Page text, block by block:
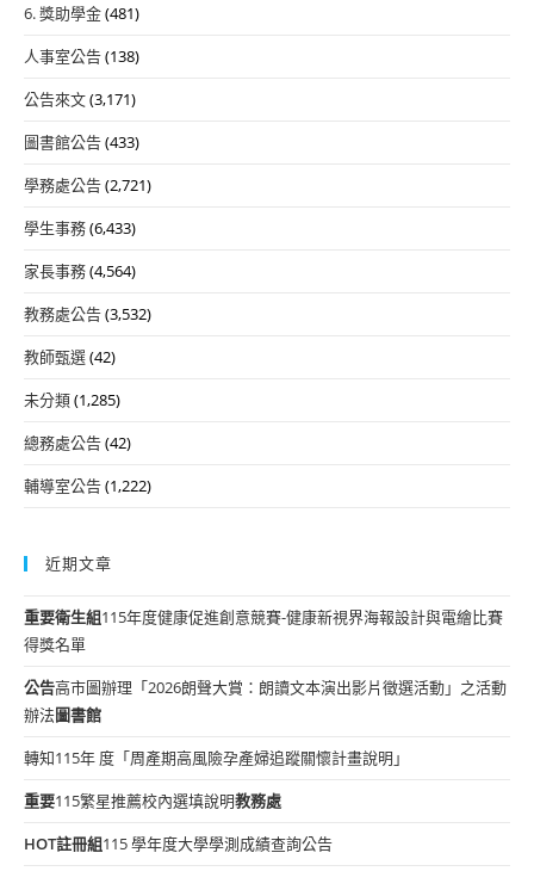
6. 獎助學金(481)
人事室公告(138)
公告來文(3,171)
圖書館公告(433)
學務處公告(2,721)
學生事務(6,433)
家長事務(4,564)
教務處公告(3,532)
教師甄選(42)
未分類(1,285)
總務處公告(42)
輔導室公告(1,222)
近期文章
重要衛生組115年度健康促進創意競賽-健康新視界海報設計與電繪比賽
得獎名單
公告高市圖辦理「2026朗聲大賞：朗讀文本演出影片徵選活動」之活動
辦法圖書館
轉知115年 度「周產期高風險孕產婦追蹤關懷計畫說明」
重要115繁星推薦校內選填說明教務處
HOT註冊組115 學年度大學學測成績查詢公告